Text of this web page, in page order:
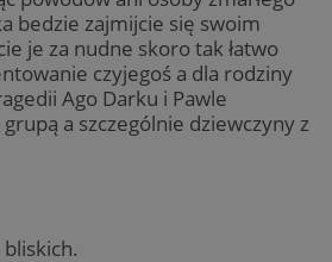
bedzie zajmijcie się swoim
je za nudne skoro tak łatwo
czyjegoś a dla rodziny
Ago Darku i Pawle
a szczególnie dziewczyny z